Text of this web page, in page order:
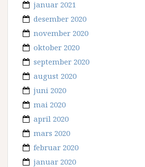
januar 2021
desember 2020
november 2020
oktober 2020
september 2020
august 2020
juni 2020
mai 2020
april 2020
mars 2020
februar 2020
januar 2020